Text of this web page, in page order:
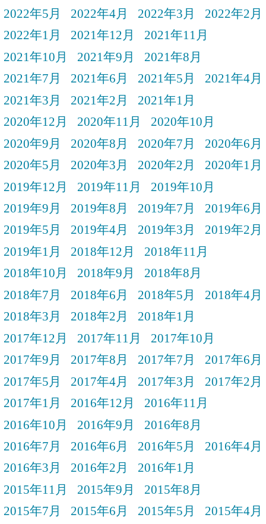
2022年5月
2022年4月 2022年3月
2022年2月
2022年1月
2021年12月
2021年11月
2021年10月
2021年9月
2021年8月
2021年7月
2021年6月 2021年5月
2021年4月
2021年3月
2021年2月
2021年1月
2020年12月
2020年11月
2020年10月
2020年9月
2020年8月 2020年7月
2020年6月
2020年5月
2020年3月 2020年2月
2020年1月
2019年12月
2019年11月
2019年10月
2019年9月
2019年8月 2019年7月
2019年6月
2019年5月
2019年4月 2019年3月
2019年2月
2019年1月
2018年12月
2018年11月
2018年10月
2018年9月
2018年8月
2018年7月
2018年6月 2018年5月
2018年4月
2018年3月
2018年2月
2018年1月
2017年12月
2017年11月
2017年10月
2017年9月
2017年8月 2017年7月
2017年6月
2017年5月
2017年4月 2017年3月
2017年2月
2017年1月
2016年12月
2016年11月
2016年10月
2016年9月
2016年8月
2016年7月
2016年6月 2016年5月
2016年4月
2016年3月
2016年2月
2016年1月
2015年11月
2015年9月
2015年8月
2015年7月
2015年6月 2015年5月 2015年4月